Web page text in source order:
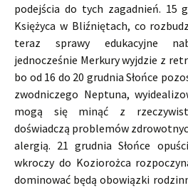
podejścia do tych zagadnień. 15
Księżyca w Bliźniętach, co
teraz sprawy edukacyjne
jednocześnie Merkury wyjdzie z
bo od 16 do 20 grudnia Słońce
zwodniczego Neptuna,
mogą się minąć z
doświadczą problemów
alergią. 21 grudnia Słońce
wkroczy do Koziorożca
dominować będą obowiązki